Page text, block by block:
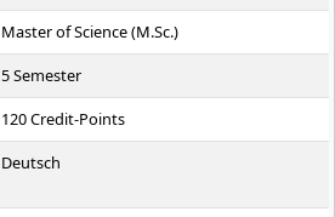
Schools. Wir prägen Karrieren, indem wir
durch Nähe zur Wirtschaft, Exzellenz in
Lehre und Flexibilität im Lernen
individuelles Potenzial unserer
Studierenden entfalten.
Master of Science (M.Sc.)
5 Semester
120 Credit-Points
Deutsch